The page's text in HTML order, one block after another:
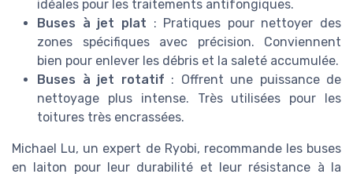
idéales pour les traitements antifongiques.
Buses à jet plat : Pratiques pour nettoyer des
zones spécifiques avec précision. Conviennent
bien pour enlever les débris et la saleté accumulée.
Buses à jet rotatif : Offrent une puissance de
nettoyage plus intense. Très utilisées pour les
toitures très encrassées.
Michael Lu, un expert de Ryobi, recommande les buses
en laiton pour leur durabilité et leur résistance à la